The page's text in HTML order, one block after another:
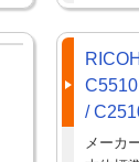
/
メーカ